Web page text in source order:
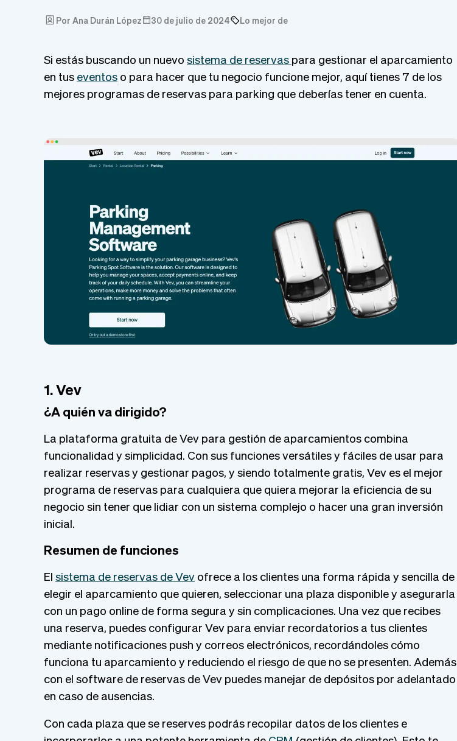
Por Ana Durán López 30 de julio de 2024 Lo mejor de
Si estás buscando un nuevo sistema de reservas para gestionar el aparcamiento
en tus eventos o para hacer que tu negocio funcione mejor, aquí tienes 7 de los
mejores programas de reservas para parking que deberías tener en cuenta.
1. Vev
¿A quién va dirigido?
La plataforma gratuita de Vev para gestión de aparcamientos combina
funcionalidad y simplicidad. Con sus funciones versátiles y fáciles de usar para
realizar reservas y gestionar pagos, y siendo totalmente gratis, Vev es el mejor
programa de reservas para cualquiera que quiera mejorar la eficiencia de su
negocio sin tener que lidiar con un sistema complejo o hacer una gran inversión
inicial.
Resumen de funciones
El sistema de reservas de Vev ofrece a los clientes una forma rápida y sencilla de
elegir el aparcamiento que quieren, seleccionar una plaza disponible y asegurarla
con un pago online de forma segura y sin complicaciones. Una vez que recibes
una reserva, puedes configurar Vev para enviar recordatorios a tus clientes
mediante notificaciones push y correos electrónicos, recordándoles cómo
funciona tu aparcamiento y reduciendo el riesgo de que no se presenten. Además
con el software de reservas de Vev puedes manejar de depósitos por adelantado
en caso de ausencias.
Con cada plaza que se reserves podrás recopilar datos de los clientes e